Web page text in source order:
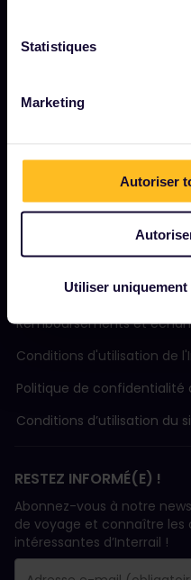
Statistiques
Marketing
Autoriser
Utiliser uniquement
Comment utiliser votre pass
Communauté
MODALITÉS
Conditions de réservation
Remboursements et
Conditions d'utilisation de
Politique de confidentialité
Conditions d’utilisation du
RESTEZ INFORMÉ(E) !
Abonnez-vous à notre
de voyage et connaître les
intéressantes d’Interrail !